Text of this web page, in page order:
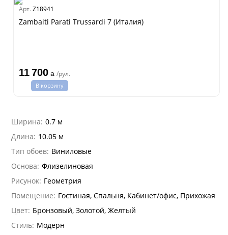
Hygge 2
Zambaiti Parati
Trussardi 7
Lamborghini 3
Lamborghini 2
Emiliana Parati
G.F.Ferre 3
Valentin Yudashkin 5
Roberto Cavalli 8
Андреа Росси
Понза
Вулкано
Иски
Спектрум Арт
Барбана
Кварта Парете
Коррадо
Джоконда
Бристар
Villa
Xenia
Bella
Бернардо Барталуччи Красный
Арт.Z18941
Zambaiti Parati Trussardi 7 (Италия)
11 700 a /рул.
В корзину
Ширина: 0.7 м
Длина: 10.05 м
Тип обоев: Виниловые
Основа: Флизелиновая
Рисунок: Геометрия
Помещение: Гостиная, Спальня, Кабинет/офис, Прихожая
Цвет: Бронзовый, Золотой, Желтый
Стиль: Модерн